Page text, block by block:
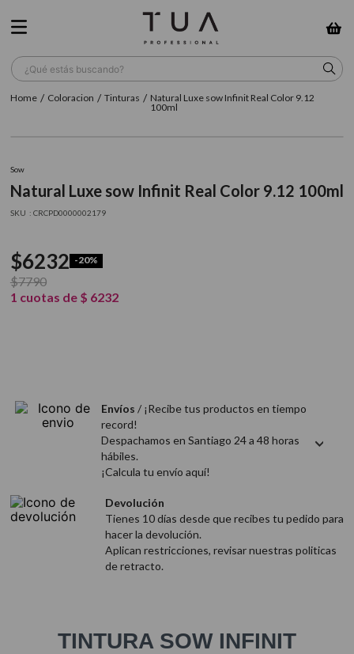
¿Qué estás buscando?
Coloracion Tinturas
Natural Luxe sow Infinit Real Color 9.12
100ml
Sow
Natural Luxe sow Infinit Real Color 9.12 100ml
: CRCPD0000002179
$6232 -20%
$7790
1 cuotas de $ 6232
Envíos / ¡Recibe tus productos en tiempo
record!
Despachamos en Santiago 24 a 48 horas
hábiles.
¡Calcula tu envío aquí!
Devolución
Tienes 10 días desde que recibes tu pedido para
hacer la devolución.
Aplican restricciones, revisar nuestras politicas
de retracto.
TINTURA SOW INFINIT
TÉRMINOS MÁS BUSCADOS
3. farmavita
5.